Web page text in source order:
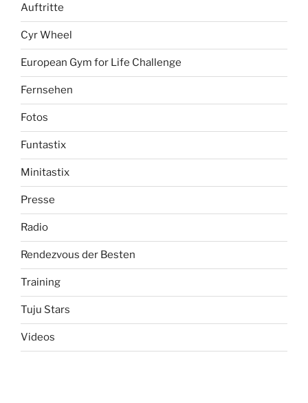
Auftritte
Cyr Wheel
European Gym for Life Challenge
Fernsehen
Fotos
Funtastix
Minitastix
Presse
Radio
Rendezvous der Besten
Training
Tuju Stars
Videos